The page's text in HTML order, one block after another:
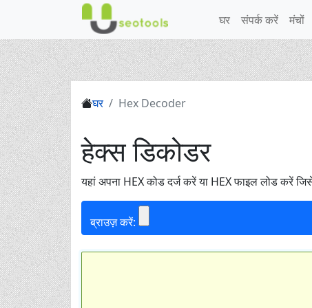
घर संपर्क करें मंचों
घर Hex Decoder
हेक्स डिकोडर
यहां अपना HEX कोड दर्ज करें या HEX फाइल लोड करें
ब्राउज़ करें: